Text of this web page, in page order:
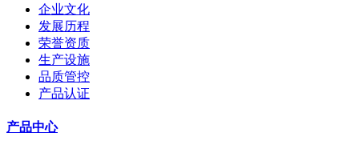
企业文化
发展历程
荣誉资质
生产设施
品质管控
产品认证
产品中心